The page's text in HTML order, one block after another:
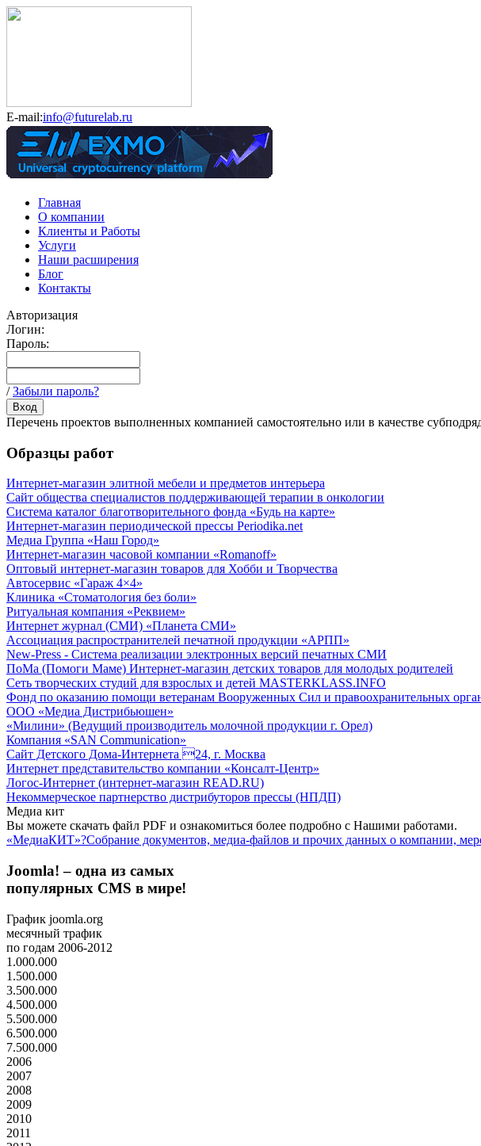
E-mail:info@futurelab.ru
Главная
О компании
Клиенты и Работы
Услуги
Наши расширения
Блог
Контакты
Авторизация
Логин:
Пароль:
/Забыли пароль?
Перечень проектов выполненных компанией самостоятельно или в качестве
Образцы работ
Интернет-магазин элитной мебели и предметов интерьера
Сайт общества специалистов поддерживающей терапии в онкологии
Система каталог благотворительного фонда «Будь на карте»
Интернет-магазин периодической прессы Periodika.net
Медиа Группа «Наш Город»
Интернет-магазин часовой компании «Romanoff»
Оптовый интернет-магазин товаров для Хобби и Творчества
Автосервис «Гараж 4×4»
Клиника «Стоматология без боли»
Ритуальная компания «Реквием»
Интернет журнал (СМИ) «Планета СМИ»
Ассоциация распространителей печатной продукции «АРПП»
New-Press - Система реализации электронных версий печатных СМИ
ПоМа (Помоги Маме) Интернет-магазин детских товаров для молодых родителей
Сеть творческих студий для взрослых и детей MASTERKLASS.INFO
Фонд по оказанию помощи ветеранам Вооруженных Сил и правоохранительных
ООО «Медиа Дистрибьюшен»
«Милини» (Ведущий производитель молочной продукции г. Орел)
Компания «SAN Communication»
Сайт Детского Дома-Интернета 24, г. Москва
Интернет представительство компании «Консалт-Центр»
Логос-Интернет (интернет-магазин READ.RU)
Некоммерческое партнерство дистрибуторов прессы (НПДП)
Медиа кит
Вы можете скачать файл PDF и ознакомиться более подробно с Нашими работами.
«МедиаКИТ»?Собрание документов, медиа-файлов и прочих данных о компании,
Joomla! – одна из самых
популярных CMS в мире!
График joomla.org
месячный трафик
по годам 2006-2012
1.000.000
1.500.000
3.500.000
4.500.000
5.500.000
6.500.000
7.500.000
2006
2007
2008
2009
2010
2011